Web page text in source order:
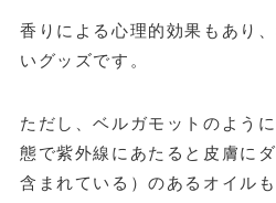
香りによる心理的効果もあり
いグッズです。
ただし、ベルガモットのよう
態で紫外線にあたると皮膚に
含まれている）のあるオイルも